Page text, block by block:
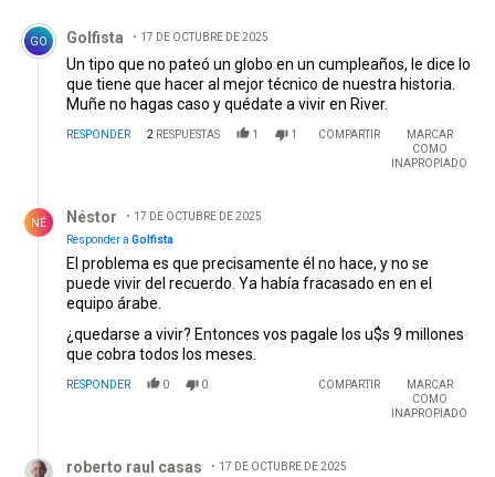
Comentario de Golfista.
GO Golfista 17 DE OCTUBRE DE 2025
Un tipo que no pateó un globo en un cumpleaños, le dice lo
que tiene que hacer al mejor técnico de nuestra historia.
Muñe no hagas caso y quédate a vivir en River.
RESPONDER 2 RESPUESTAS 1 1 COMPARTIR
MARCAR
COMO
INAPROPIADO
NÉ Néstor
17 DE OCTUBRE DE 2025
Responder a Golfista
El problema es que precisamente él no hace, y no se
puede vivir del recuerdo. Ya había fracasado en en el
equipo árabe.
¿quedarse a vivir? Entonces vos pagale los u$s 9 millones
que cobra todos los meses.
RESPONDER 0 0 COMPARTIR
MARCAR
COMO
INAPROPIADO
roberto raul casas
17 DE OCTUBRE DE 2025